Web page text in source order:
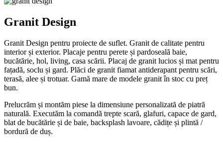
Granit Design
Granit Design pentru proiecte de suflet. Granit de calitate pentru
interior și exterior. Placaje pentru perete și pardoseală baie,
bucătărie, hol, living, casa scării. Placaj de granit lucios și mat pentru
fațadă, soclu și gard. Plăci de granit fiamat antiderapant pentru scări,
terasă, alee și trotuar. Gamă mare de modele granit în stoc cu preț
bun.
Prelucrăm și montăm piese la dimensiune personalizată de piatră
naturală. Executăm la comandă trepte scară, glafuri, capace de gard,
blat de bucătărie și de baie, backsplash lavoare, cădițe și plintă /
bordură de duș.